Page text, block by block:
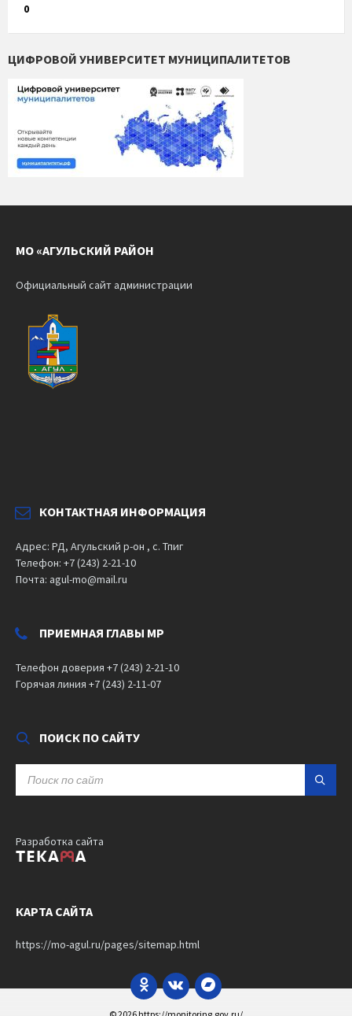
0
ЦИФРОВОЙ УНИВЕРСИТЕТ МУНИЦИПАЛИТЕТОВ
МО «АГУЛЬСКИЙ РАЙОН
Официальный сайт администрации
КОНТАКТНАЯ ИНФОРМАЦИЯ
Адрес: РД, Агульский р-он , с. Тпиг
Телефон: +7 (243) 2-21-10
Почта: agul-mo@mail.ru
ПРИЕМНАЯ ГЛАВЫ МР
Телефон доверия +7 (243) 2-21-10
Горячая линия +7 (243) 2-11-07
ПОИСК ПО САЙТУ
Разработка сайта
КАРТА САЙТА
https://mo-agul.ru/pages/sitemap.html
Odnoklassniki
VK Bandcamp